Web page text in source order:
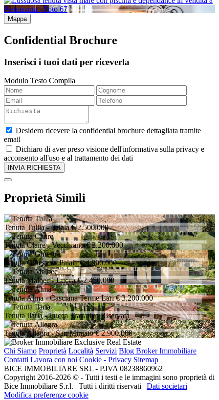
Mappa
Confidential Brochure
Inserisci i tuoi dati per riceverla
Modulo Testo Compila
Desidero ricevere la confidential brochure dettagliata tramite
email
Dichiaro di aver preso visione dell'informativa sulla privacy e
acconsento all'uso e al trattamento dei dati
Proprietà Simili
Tenuta Tullia- Palaia € 2.500.000
Tenuta Claire- Vecchiano € 2.200.000
Tenuta Ginestra- Palaia € 4.800.000
Tenuta Malbec- Lucca € 2.450.000
Tenuta Alma- Casciana Terme Lari € 3.200.000
Tenuta Ilaria- Lucca Trattativa Riservata
Tenuta Allegra- San Miniato € 2.900.000
Chi Siamo Proprietà Località Servizi Blog Broker Immobiliare
Contatti Lavora con noi Cookie - Privacy Sitemap
BICE IMMOBILIARE SRL - P.IVA 08238860962
Copyright 2016-2026 ©️ - Tutti i testi e le immagini sono proprietà di
Bice Immobiliare S.r.l. | Tutti i diritti riservati | Dati societari
Modifica preferenze cookie